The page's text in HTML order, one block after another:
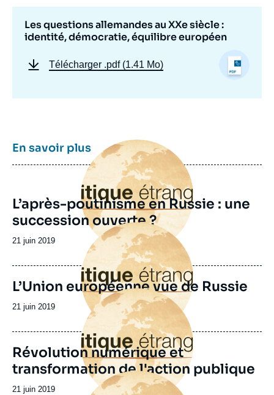
Les questions allemandes au XXe siècle :
identité, démocratie, équilibre européen
Télécharger .pdf (1.41 Mo)
En savoir plusImage
principale
L’après-poutinisme en Russie : une
succession ouverte ?
Date
publication
21 juin 2019
Image
principale
L’Union européenne vue de Russie
Date
publication
21 juin 2019
Image
principale
Révolution numérique et
transformation de l'action publique
Date
21 juin 2019
Image
principale